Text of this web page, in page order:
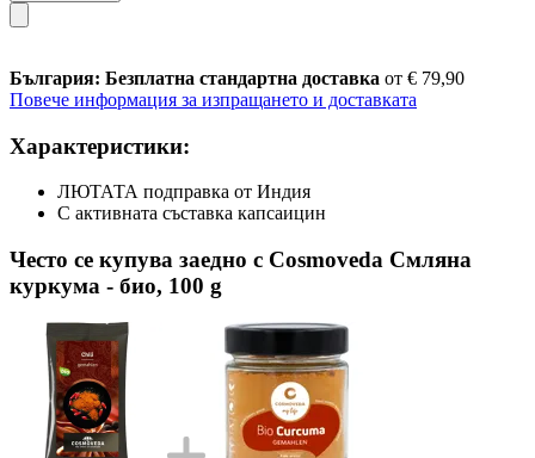
България: Безплатна стандартна доставка от € 79,90
Повече информация за изпращането и доставката
Характеристики:
ЛЮТАТА подправка от Индия
С активната съставка капсаицин
Често се купува заедно с Cosmoveda Смляна
куркума - био, 100 g